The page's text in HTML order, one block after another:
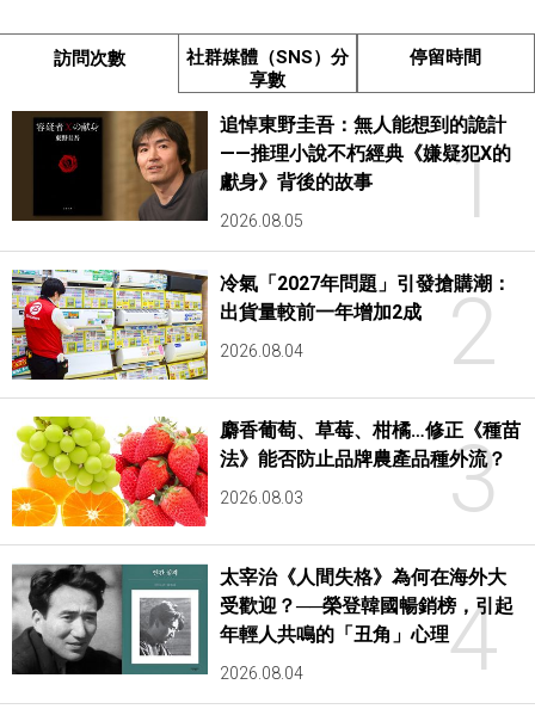
訪問次數
社群媒體（SNS）分
享數
停留時間
1
追悼東野圭吾：無人能想到的詭計
——推理小說不朽經典《嫌疑犯X的
獻身》背後的故事
2026.08.05
2
冷氣「2027年問題」引發搶購潮：
出貨量較前一年增加2成
2026.08.04
3
麝香葡萄、草莓、柑橘…修正《種苗
法》能否防止品牌農產品種外流？
2026.08.03
4
太宰治《人間失格》為何在海外大
受歡迎？──榮登韓國暢銷榜，引起
年輕人共鳴的「丑角」心理
2026.08.04